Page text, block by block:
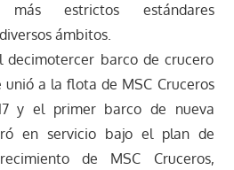
estrictos estándares
ámbitos.
decimotercer barco de crucero
unió a la flota de MSC Cruceros
y el primer barco de nueva
en servicio bajo el plan de
de MSC Cruceros,